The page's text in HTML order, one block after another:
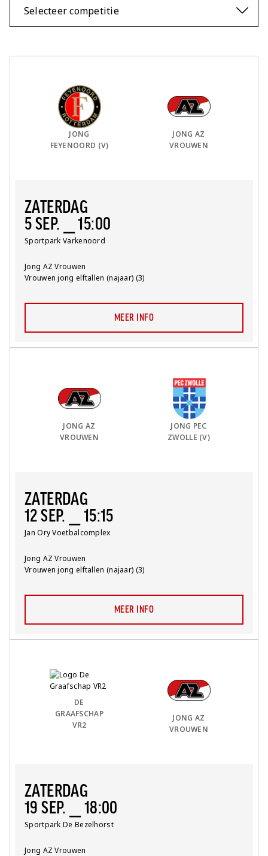
Jong AZ
Seizoenkaart
Selecteer competitie
ZATERDAG
5 SEP. ⎯ 15:00
Locatie:
Sportpark Varkenoord
Team:
Jong AZ Vrouwen
Competitie:
Vrouwen jong elftallen (najaar) (3)
Thuis Team:
JONG
FEYENOORD (V)
JONG AZ
VROUWEN
MEER INFO
ZATERDAG
12 SEP. ⎯ 15:15
Locatie:
Jan Ory Voetbalcomplex
Team:
Jong AZ Vrouwen
Competitie:
Vrouwen jong elftallen (najaar) (3)
JONG AZ
VROUWEN
Uit Team:
JONG PEC
ZWOLLE (V)
MEER INFO
ZATERDAG
19 SEP. ⎯ 18:00
Locatie:
Sportpark De Bezelhorst
Team:
Jong AZ Vrouwen
Thuis Team:
DE
GRAAFSCHAP
VR2
JONG AZ
VROUWEN